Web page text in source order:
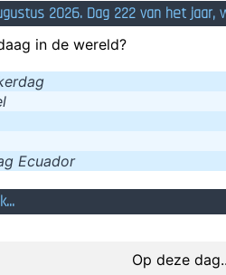
Poepluiers in de populieren
te koppen vandaag de verwarring
Hiding inside, my bollocks are melting.
and an act of love since the camp fire
zijn werktafel ligt. Een gedragen sok,
2026. Dag 222 van het jaar,
in de wereld?
Ecuador
Op deze